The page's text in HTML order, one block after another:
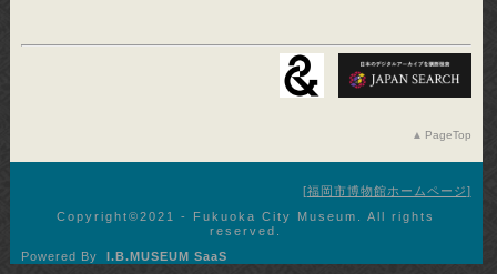
PageTop
福岡市博物館ホームページ
Copyright©︎2021 - Fukuoka City Museum. All rights
reserved.
Powered By
I.B.MUSEUM SaaS